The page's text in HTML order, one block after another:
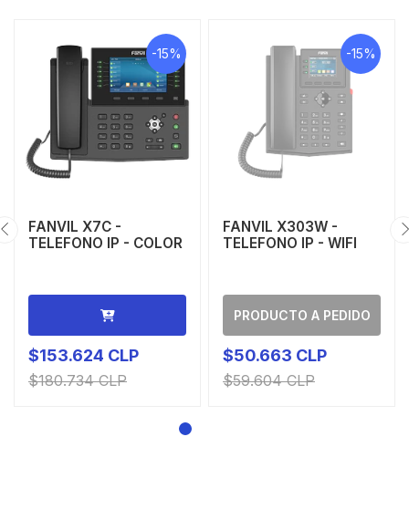
-15%
FANVIL X7C -
TELEFONO IP - COLOR
$153.624 CLP
$180.734 CLP
-15%
FANVIL X303W -
TELEFONO IP - WIFI
PRODUCTO A PEDIDO
$50.663 CLP
$59.604 CLP